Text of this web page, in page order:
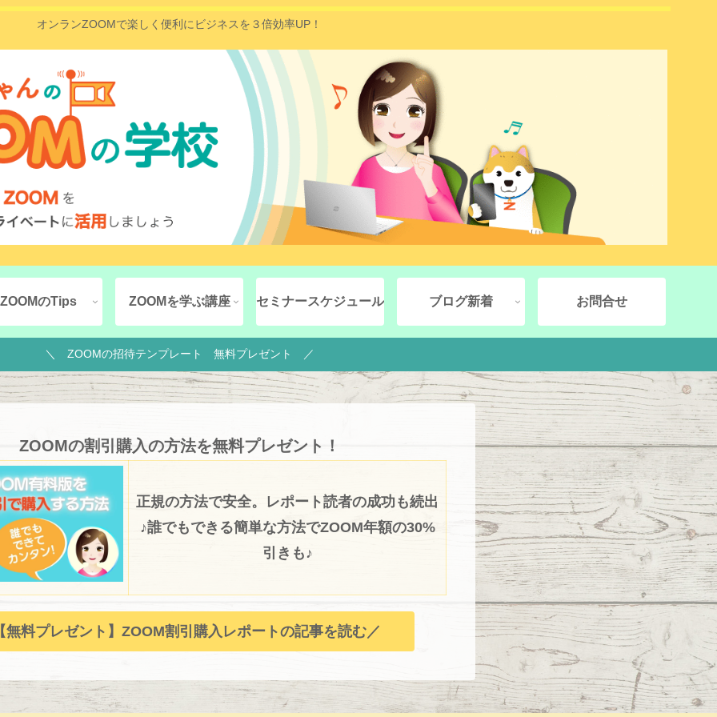
オンランZOOMで楽しく便利にビジネスを３倍効率UP！
ZOOMのTips ZOOMを学ぶ講座 セミナースケジュール ブログ新着 お問合せ
＼ ZOOMの招待テンプレート 無料プレゼント ／
ZOOMの割引購入の方法を無料プレゼント！
正規の方法で安全。レポート読者の成功も続出
♪誰でもできる簡単な方法でZOOM年額の30%
引きも♪
無料プレゼント】ZOOM割引購入レポートの記事を読む／